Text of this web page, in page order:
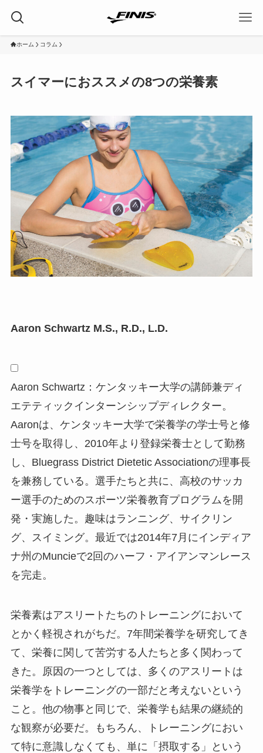
ホーム コラム
スイマーにおススメの8つの栄養素
Aaron Schwartz M.S., R.D., L.D.
Aaron Schwartz：ケンタッキー大学の講師兼ディ
エテティックインターンシップディレクター。
Aaronは、ケンタッキー大学で栄養学の学士号と修
士号を取得し、2010年より登録栄養士として勤務
し、Bluegrass District Dietetic Associationの理事長
を兼務している。選手たちと共に、高校のサッカ
ー選手のためのスポーツ栄養教育プログラムを開
発・実施した。趣味はランニング、サイクリン
グ、スイミング。最近では2014年7月にインディア
ナ州のMuncieで2回のハーフ・アイアンマンレース
を完走。
栄養素はアスリートたちのトレーニングにおいて
とかく軽視されがちだ。7年間栄養学を研究してき
て、栄養に関して苦労する人たちと多く関わって
きた。原因の一つとしては、多くのアスリートは
栄養学をトレーニングの一部だと考えないという
こと。他の物事と同じで、栄養学も結果の継続的
な観察が必要だ。もちろん、トレーニングにおい
て特に意識しなくても、単に「摂取する」という